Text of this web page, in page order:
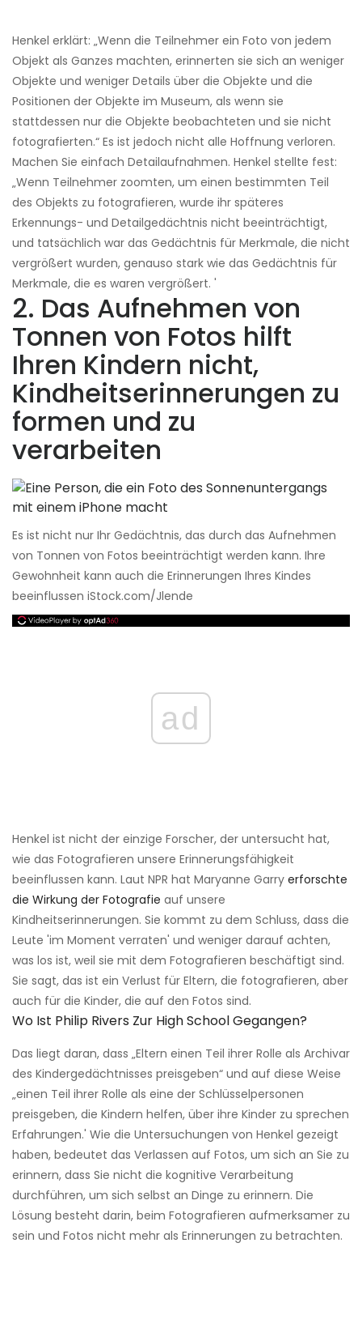
Henkel erklärt: „Wenn die Teilnehmer ein Foto von jedem
Objekt als Ganzes machten, erinnerten sie sich an weniger
Objekte und weniger Details über die Objekte und die
Positionen der Objekte im Museum, als wenn sie
stattdessen nur die Objekte beobachteten und sie nicht
fotografierten.“ Es ist jedoch nicht alle Hoffnung verloren.
Machen Sie einfach Detailaufnahmen. Henkel stellte fest:
„Wenn Teilnehmer zoomten, um einen bestimmten Teil
des Objekts zu fotografieren, wurde ihr späteres
Erkennungs- und Detailgedächtnis nicht beeinträchtigt,
und tatsächlich war das Gedächtnis für Merkmale, die nicht
vergrößert wurden, genauso stark wie das Gedächtnis für
Merkmale, die es waren vergrößert. '
2. Das Aufnehmen von
Tonnen von Fotos hilft
Ihren Kindern nicht,
Kindheitserinnerungen zu
formen und zu
verarbeiten
Es ist nicht nur Ihr Gedächtnis, das durch das Aufnehmen
von Tonnen von Fotos beeinträchtigt werden kann. Ihre
Gewohnheit kann auch die Erinnerungen Ihres Kindes
beeinflussen iStock.com/Jlende
ad
Henkel ist nicht der einzige Forscher, der untersucht hat,
wie das Fotografieren unsere Erinnerungsfähigkeit
beeinflussen kann. Laut NPR hat Maryanne Garry erforschte
die Wirkung der Fotografie auf unsere
Kindheitserinnerungen. Sie kommt zu dem Schluss, dass die
Leute 'im Moment verraten' und weniger darauf achten,
was los ist, weil sie mit dem Fotografieren beschäftigt sind.
Sie sagt, das ist ein Verlust für Eltern, die fotografieren, aber
auch für die Kinder, die auf den Fotos sind.
Wo Ist Philip Rivers Zur High School Gegangen?
Das liegt daran, dass „Eltern einen Teil ihrer Rolle als Archivar
des Kindergedächtnisses preisgeben“ und auf diese Weise
„einen Teil ihrer Rolle als eine der Schlüsselpersonen
preisgeben, die Kindern helfen, über ihre Kinder zu sprechen
Erfahrungen.' Wie die Untersuchungen von Henkel gezeigt
haben, bedeutet das Verlassen auf Fotos, um sich an Sie zu
erinnern, dass Sie nicht die kognitive Verarbeitung
durchführen, um sich selbst an Dinge zu erinnern. Die
Lösung besteht darin, beim Fotografieren aufmerksamer zu
sein und Fotos nicht mehr als Erinnerungen zu betrachten.